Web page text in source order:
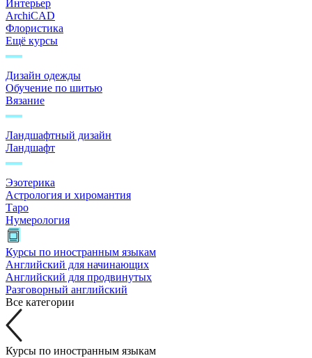
Интерьер
ArchiCAD
Флористика
Ещё курсы
Дизайн одежды
Обучение по шитью
Вязание
Ландшафтный дизайн
Ландшафт
Эзотерика
Астрология и хиромантия
Таро
Нумерология
Курсы по иностранным языкам
Английский для начинающих
Английский для продвинутых
Разговорный английский
Все категории
Курсы по иностранным языкам